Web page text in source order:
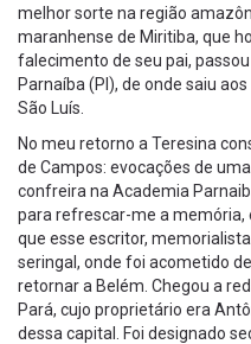
melhor sorte na região
maranhense de Miritiba, que
falecimento de seu pai,
Parnaíba (PI), de onde saiu
São Luís.
No meu retorno a Teresina
de Campos: evocações de
confreira na Academia
para refrescar-me a memória,
que esse escritor,
seringal, onde foi acometido
retornar a Belém. Chegou a
Pará, cujo proprietário era
dessa capital. Foi designado